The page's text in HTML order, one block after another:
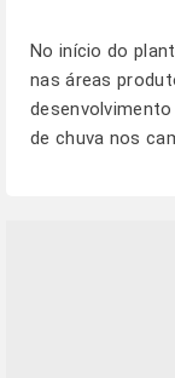
No início do
nas áreas
de chuva nos